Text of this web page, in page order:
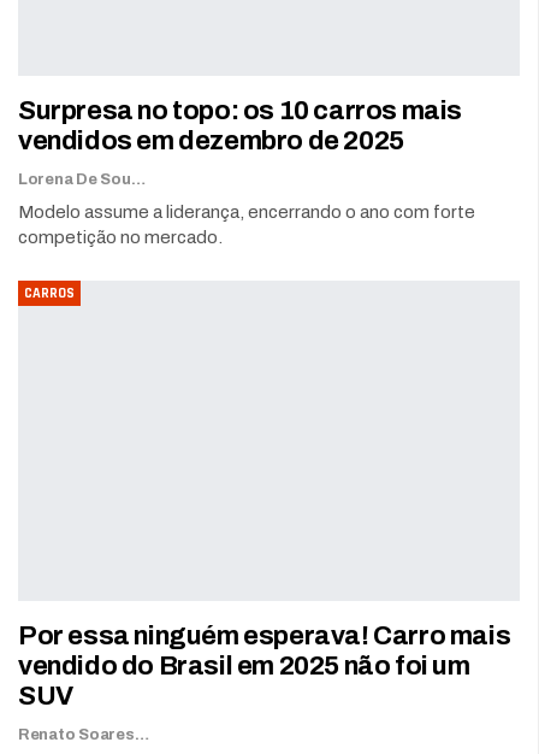
Surpresa no topo: os 10 carros mais
vendidos em dezembro de 2025
Lorena De Sousa
Modelo assume a liderança, encerrando o ano com forte
competição no mercado.
CARROS
Por essa ninguém esperava! Carro mais
vendido do Brasil em 2025 não foi um
SUV
Renato Soares